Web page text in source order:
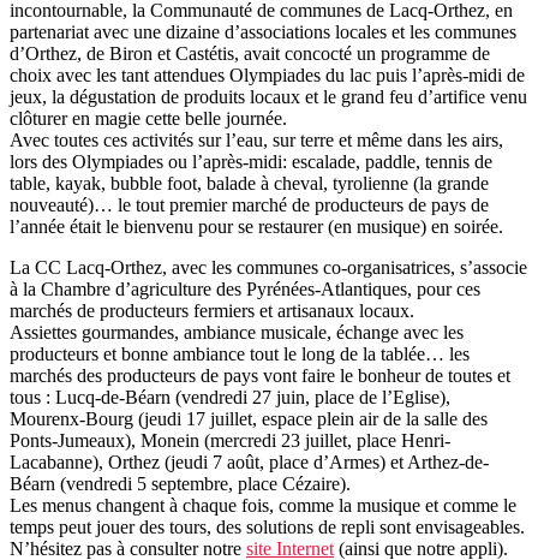
incontournable, la Communauté de communes de Lacq-Orthez, en
partenariat avec une dizaine d’associations locales et les communes
d’Orthez, de Biron et Castétis, avait concocté un programme de
choix avec les tant attendues Olympiades du lac puis l’après-midi de
jeux, la dégustation de produits locaux et le grand feu d’artifice venu
clôturer en magie cette belle journée.
Avec toutes ces activités sur l’eau, sur terre et même dans les airs,
lors des Olympiades ou l’après-midi: escalade, paddle, tennis de
table, kayak, bubble foot, balade à cheval, tyrolienne (la grande
nouveauté)… le tout premier marché de producteurs de pays de
l’année était le bienvenu pour se restaurer (en musique) en soirée.
La CC Lacq-Orthez, avec les communes co-organisatrices, s’associe
à la Chambre d’agriculture des Pyrénées-Atlantiques, pour ces
marchés de producteurs fermiers et artisanaux locaux.
Assiettes gourmandes, ambiance musicale, échange avec les
producteurs et bonne ambiance tout le long de la tablée… les
marchés des producteurs de pays vont faire le bonheur de toutes et
tous : Lucq-de-Béarn (vendredi 27 juin, place de l’Eglise),
Mourenx-Bourg (jeudi 17 juillet, espace plein air de la salle des
Ponts-Jumeaux), Monein (mercredi 23 juillet, place Henri-
Lacabanne), Orthez (jeudi 7 août, place d’Armes) et Arthez-de-
Béarn (vendredi 5 septembre, place Cézaire).
Les menus changent à chaque fois, comme la musique et comme le
temps peut jouer des tours, des solutions de repli sont envisageables.
N’hésitez pas à consulter notre site Internet (ainsi que notre appli).